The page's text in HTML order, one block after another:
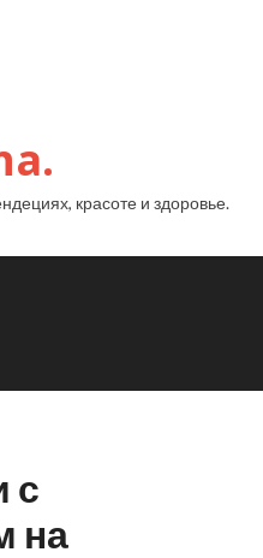
красоте и здоровье.
с
на